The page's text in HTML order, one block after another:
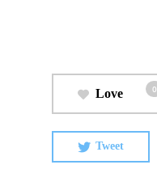
Love 0
Tweet